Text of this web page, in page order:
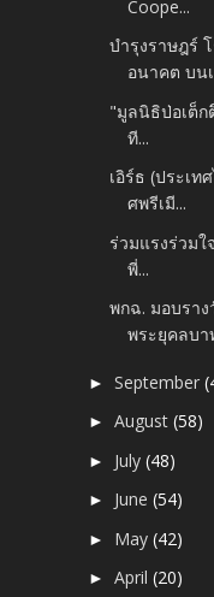
Coope...
บำรุงราษฎร์
อนาคต บน
"มูลนิธิป่อเต็
ที...
เอิร์ธ (ประเท
ศพรีเมี...
ร่วมแรงร่วมใ
พี่...
พกฉ. มอบรา
พระยุคลบา
►September
►August(58)
► July(48)
► June(54)
► May(42)
►April(20)